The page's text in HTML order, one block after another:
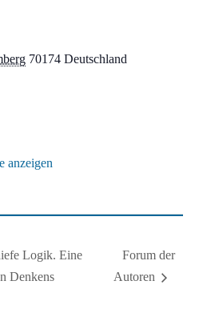
70174 Deutschland
anzeigen
Logik. Eine
Denkens
Forum der
Autoren